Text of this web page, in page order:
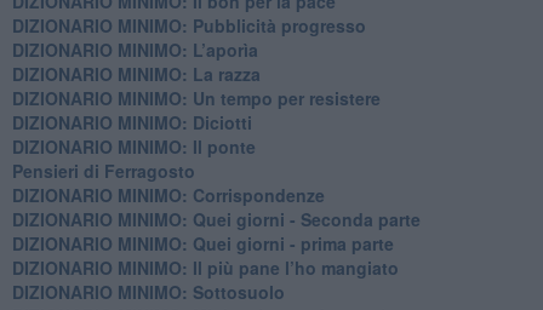
DIZIONARIO MINIMO: Pubblicità progresso
DIZIONARIO MINIMO: L’aporìa
DIZIONARIO MINIMO: La razza
DIZIONARIO MINIMO: Un tempo per resistere
DIZIONARIO MINIMO: Diciotti
DIZIONARIO MINIMO: Il ponte
Pensieri di Ferragosto
DIZIONARIO MINIMO: Corrispondenze
DIZIONARIO MINIMO: Quei giorni - Seconda parte
DIZIONARIO MINIMO: Quei giorni - prima parte
DIZIONARIO MINIMO: Il più pane l’ho mangiato
DIZIONARIO MINIMO: Sottosuolo